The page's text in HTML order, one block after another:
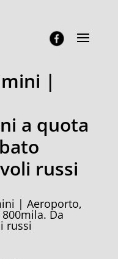
|
a quota
russi
| Aeroporto,
Da
russi